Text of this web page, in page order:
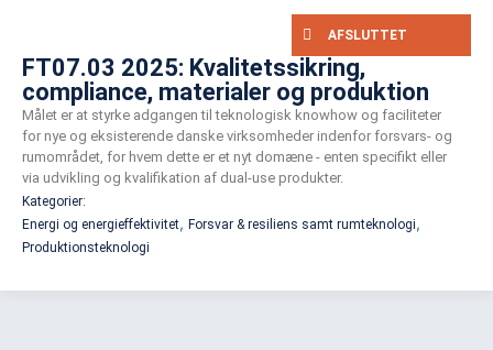
AFSLUTTET
FT07.03 2025: Kvalitetssikring,
compliance, materialer og produktion
Målet er at styrke adgangen til teknologisk knowhow og faciliteter
for nye og eksisterende danske virksomheder indenfor forsvars- og
rumområdet, for hvem dette er et nyt domæne - enten specifikt eller
via udvikling og kvalifikation af dual-use produkter.
Kategorier:
Energi og energieffektivitet, Forsvar & resiliens samt rumteknologi,
Produktionsteknologi